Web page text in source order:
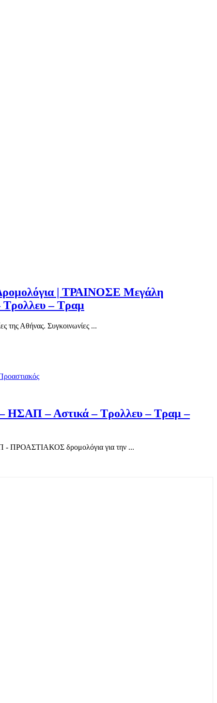
| ΤΡΑΙΝΟΣΕ Μεγάλη
– Τραμ
Αθήνας. Συγκοινωνίες ...
– Αστικά – Τρολλευ – Τραμ –
- ΠΡΟΑΣΤΙΑΚΟΣ δρομολόγια για την ...